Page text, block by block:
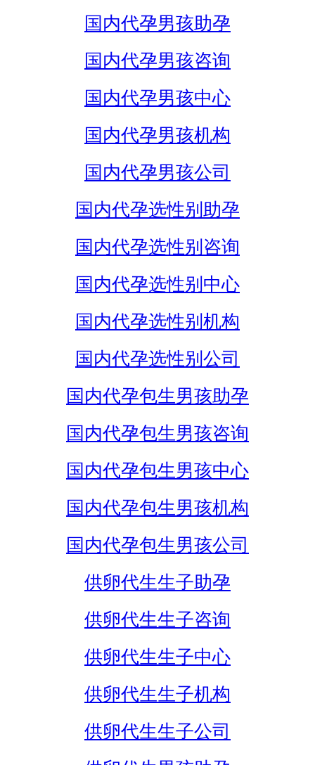
国内代孕男孩助孕
国内代孕男孩咨询
国内代孕男孩中心
国内代孕男孩机构
国内代孕男孩公司
国内代孕选性别助孕
国内代孕选性别咨询
国内代孕选性别中心
国内代孕选性别机构
国内代孕选性别公司
国内代孕包生男孩助孕
国内代孕包生男孩咨询
国内代孕包生男孩中心
国内代孕包生男孩机构
国内代孕包生男孩公司
供卵代生生子助孕
供卵代生生子咨询
供卵代生生子中心
供卵代生生子机构
供卵代生生子公司